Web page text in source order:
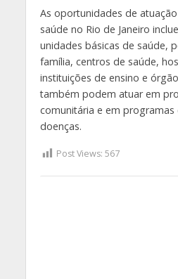
As oportunidades de
saúde no Rio de Janeiro
unidades básicas de saúde,
família, centros de saúde,
instituições de ensino e
também podem atuar em
comunitária e em programas
doenças.
Post Views: 567